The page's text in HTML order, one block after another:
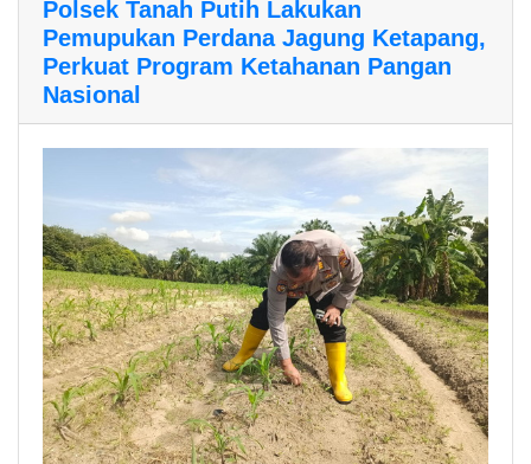
Polsek Tanah Putih Lakukan
Pemupukan Perdana Jagung Ketapang,
Perkuat Program Ketahanan Pangan
Nasional